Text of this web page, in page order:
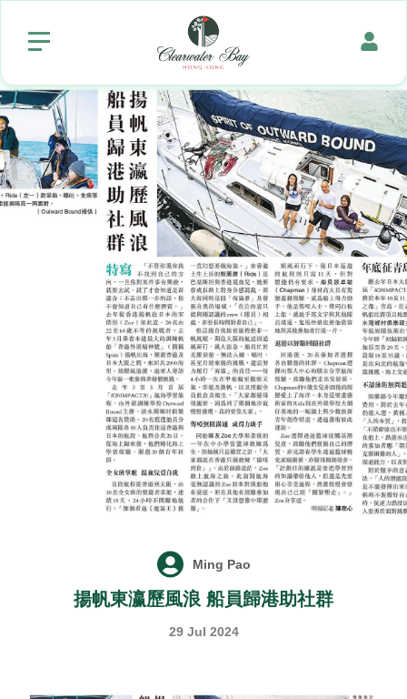
Ming Pao
揚帆東瀛歷風浪 船員歸港助社群
29 Jul 2024